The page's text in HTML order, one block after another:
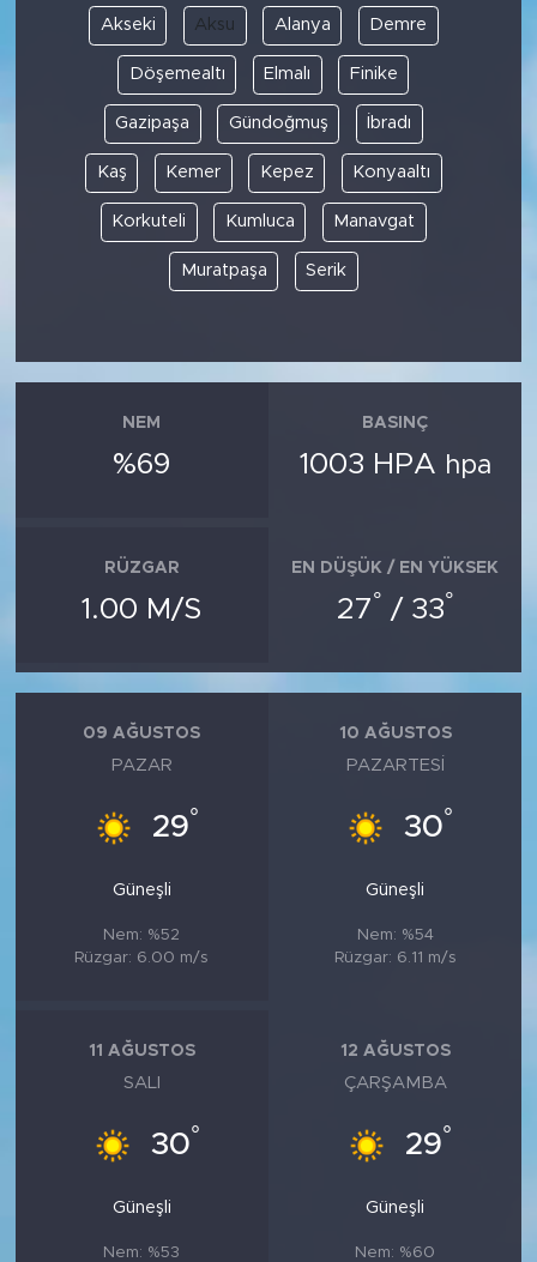
Akseki Aksu Alanya Demre
Döşemealtı Elmalı Finike
Gazipaşa Gündoğmuş İbradı
Kaş Kemer Kepez Konyaaltı
Korkuteli Kumluca Manavgat
Muratpaşa Serik
NEM
%69
BASINÇ
1003 HPA hpa
RÜZGAR
1.00 M/S
EN DÜŞÜK / EN YÜKSEK
27° / 33°
09 AĞUSTOS
PAZAR
29°
Güneşli
Nem: %52
Rüzgar: 6.00 m/s
10 AĞUSTOS
PAZARTESI
30°
Güneşli
Nem: %54
Rüzgar: 6.11 m/s
11 AĞUSTOS
SALI
30°
Güneşli
Nem: %53
12 AĞUSTOS
ÇARŞAMBA
29°
Güneşli
Nem: %60